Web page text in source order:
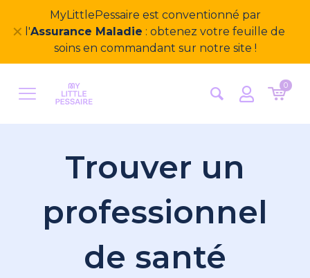
MyLittlePessaire est conventionné par
l'Assurance Maladie : obtenez votre feuille de
soins en commandant sur notre site !
✕
0
Trouver un
professionnel
de santé